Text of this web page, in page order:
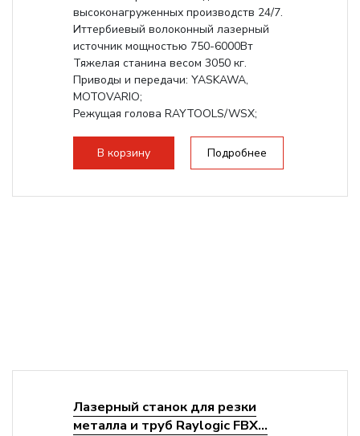
высоконагруженных производств 24/7.
Иттербиевый волоконный лазерный
источник мощностью 750-6000Вт
Тяжелая станина весом 3050 кг.
Приводы и передачи: YASKAWA,
MOTOVARIO;
Режущая голова RAYTOOLS/WSX;
В корзину Подробнее
Лазерный станок для резки
металла и труб Raylogic FBX...